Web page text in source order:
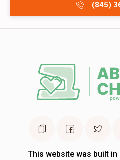
(845)
This website was built